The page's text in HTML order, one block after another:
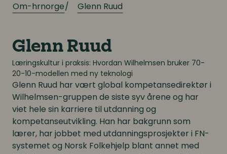
Om-hrnorge Glenn Ruud
Glenn Ruud
Læringskultur i praksis: Hvordan Wilhelmsen bruker 70-
20-10-modellen med ny teknologi
Glenn Ruud har vært global kompetansedirektør i
Wilhelmsen-gruppen de siste syv årene og har
viet hele sin karriere til utdanning og
kompetanseutvikling. Han har bakgrunn som
lærer, har jobbet med utdanningsprosjekter i FN-
systemet og Norsk Folkehjelp blant annet med